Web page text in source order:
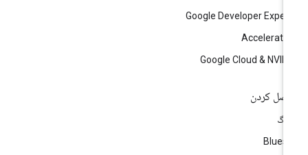
Google Developer
Google Cloud &
کردن